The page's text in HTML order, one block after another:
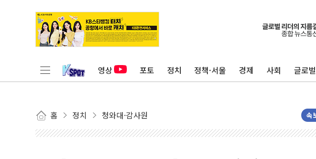
영상 포토 정치 정책·서울 경제 사회 글로
홈 정치 청와대·감사원 속